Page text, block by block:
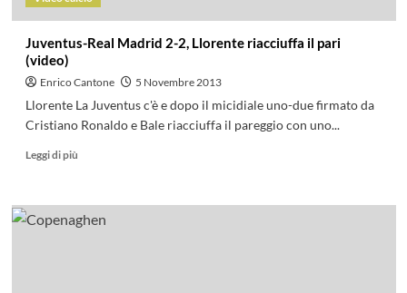
Juventus-Real Madrid 2-2, Llorente riacciuffa il pari
(video)
Enrico Cantone 5 Novembre 2013
Llorente La Juventus c'è e dopo il micidiale uno-due firmato da
Cristiano Ronaldo e Bale riacciuffa il pareggio con uno...
Leggi di più